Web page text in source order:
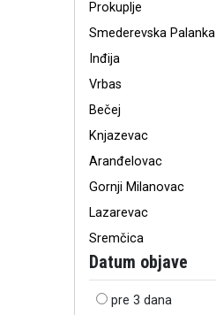
Prokuplje
Smederevska Palanka
Inđija
Vrbas
Bečej
Knjazevac
Aranđelovac
Gornji Milanovac
Lazarevac
Sremčica
Datum objave
pre 3 dana